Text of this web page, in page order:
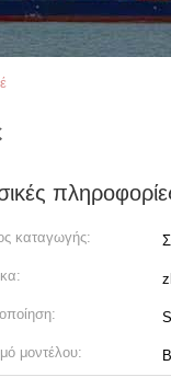
καταγωγής:
μοντέλου: